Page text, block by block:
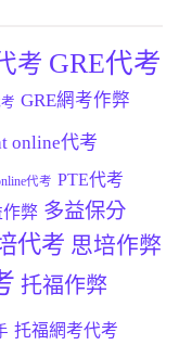
考 GRE代考
GRE網考作弊
online代考
代考 PTE代考
作弊 多益保分
代考 思培作弊
托福作弊
托福網考代考